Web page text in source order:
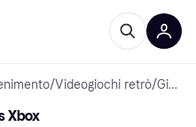
/Videogiochi retrò/ Giochi per Xbox
Xbox